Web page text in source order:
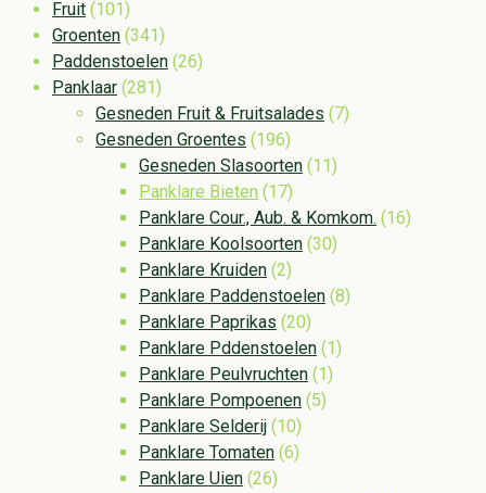
Fruit (101)
Groenten (341)
Paddenstoelen (26)
Panklaar (281)
Gesneden Fruit & Fruitsalades (7)
Gesneden Groentes (196)
Gesneden Slasoorten (11)
Panklare Bieten (17)
Panklare Cour., Aub. & Komkom. (16)
Panklare Koolsoorten (30)
Panklare Kruiden (2)
Panklare Paddenstoelen (8)
Panklare Paprikas (20)
Panklare Pddenstoelen (1)
Panklare Peulvruchten (1)
Panklare Pompoenen (5)
Panklare Selderij (10)
Panklare Tomaten (6)
Panklare Uien (26)